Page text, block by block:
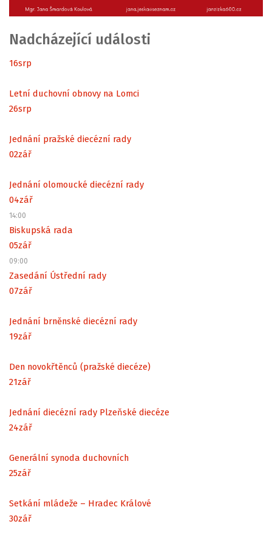
Nadcházející události
16srp
Letní duchovní obnovy na Lomci
26srp
Jednání pražské diecézní rady
02zář
Jednání olomoucké diecézní rady
04zář
14:00
Biskupská rada
05zář
09:00
Zasedání Ústřední rady
07zář
Jednání brněnské diecézní rady
19zář
Den novokřtěnců (pražské diecéze)
21zář
Jednání diecézní rady Plzeňské diecéze
24zář
Generální synoda duchovních
25zář
Setkání mládeže – Hradec Králové
30zář